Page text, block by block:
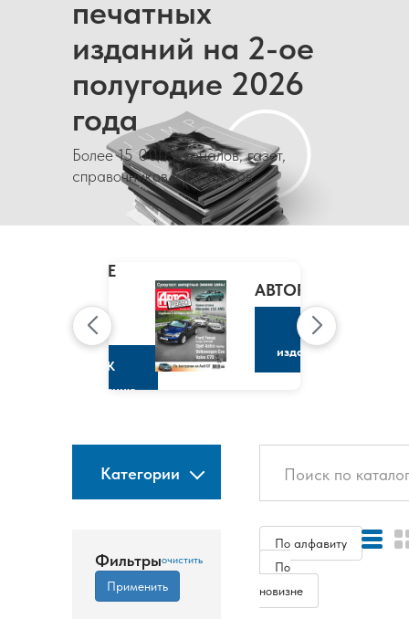
печатных
изданий на 2-ое
полугодие 2026
года
Более 15 000 журналов, газет,
справочников и каталогов
CLAIRE
МАРИ
КЛЭР
К
изданию
АВТОРЕВЮ
К
изданию
Категории
Фильтры
По алфавиту
По
новизне